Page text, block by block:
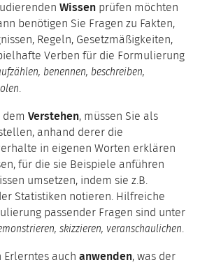
Wissen prüfen möchten
benötigen Sie Fragen zu Fakten,
Regeln, Gesetzmäßigkeiten,
Verben für die Formulierung
benennen, beschreiben,
.
dem Verstehen, müssen Sie als
anhand derer die
in eigenen Worten erklären
für die sie Beispiele anführen
umsetzen, indem sie z.B.
Statistiken notieren. Hilfreiche
passender Fragen sind unter
skizzieren, veranschaulichen.
auch anwenden, was der